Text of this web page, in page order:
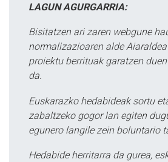
LAGUN AGURGARRIA:
Bisitatzen ari zaren webgune
normalizazioaren alde
proiektu berrituak garatzen
da.
Euskarazko hedabideak sortu
zabaltzeko gogor lan egiten
egunero langile zein boluntario
Hedabide herritarra da gurea,